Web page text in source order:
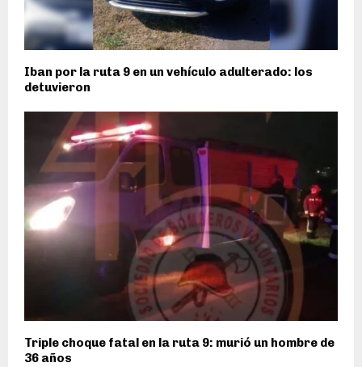
Iban por la ruta 9 en un vehículo adulterado: los
detuvieron
Triple choque fatal en la ruta 9: murió un hombre de
36 años